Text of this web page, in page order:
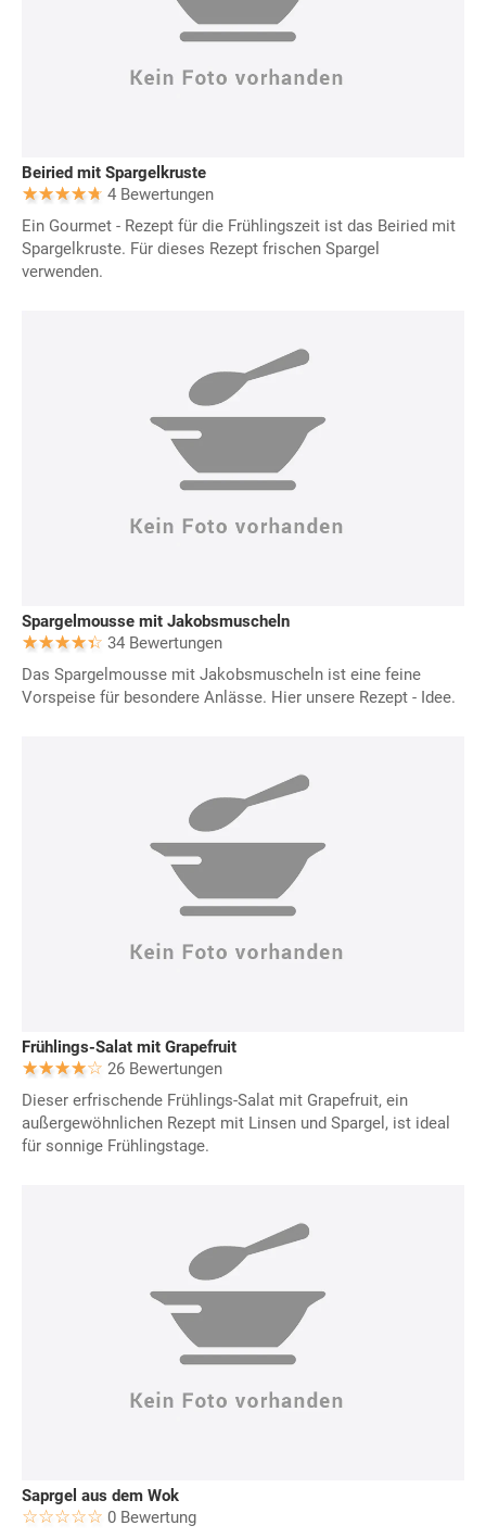
Beiried mit Spargelkruste
4 Bewertungen
Ein Gourmet - Rezept für die Frühlingszeit ist das Beiried mit
Spargelkruste. Für dieses Rezept frischen Spargel
verwenden.
Spargelmousse mit Jakobsmuscheln
34 Bewertungen
Das Spargelmousse mit Jakobsmuscheln ist eine feine
Vorspeise für besondere Anlässe. Hier unsere Rezept - Idee.
Frühlings-Salat mit Grapefruit
26 Bewertungen
Dieser erfrischende Frühlings-Salat mit Grapefruit, ein
außergewöhnlichen Rezept mit Linsen und Spargel, ist ideal
für sonnige Frühlingstage.
Saprgel aus dem Wok
0 Bewertung